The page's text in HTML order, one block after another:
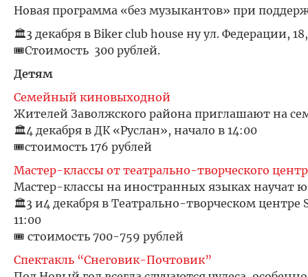
Новая программа «без музыкантов» при
🏛️3 декабря в Biker club house ну ул. Федерации,
🎟️Стоимость 300 рублей.
Детям
Семейный киновыходной
Жителей Заволжского района приглашают на
🏛️4 декабря в ДК «Руслан», начало в 14:00
🎟️стоимость 176 рублей
Мастер-классы от театрально-творческого
Мастер-классы на иностранных языках научат
🏛️3 и4 декабря в Театрально-творческом центре
11:00
🎟️ стоимость 700-759 рублей
Спектакль “Снеговик-Почтовик”